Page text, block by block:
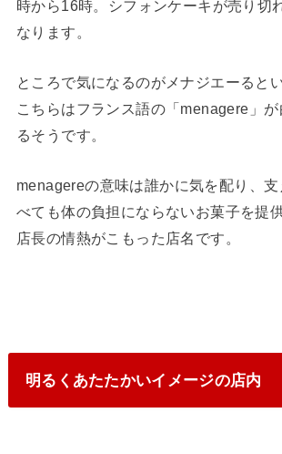
時から16時。シフォンケーキが売り切
なります。
ところで気になるのがメナジエーると
こちらはフランス語の「menagere」
るそうです。
menagereの意味は誰かに気を配り、
べても体の負担にならないお菓子を提
店長の情熱がこもった店名です。
明るくあたたかいイメージの店内